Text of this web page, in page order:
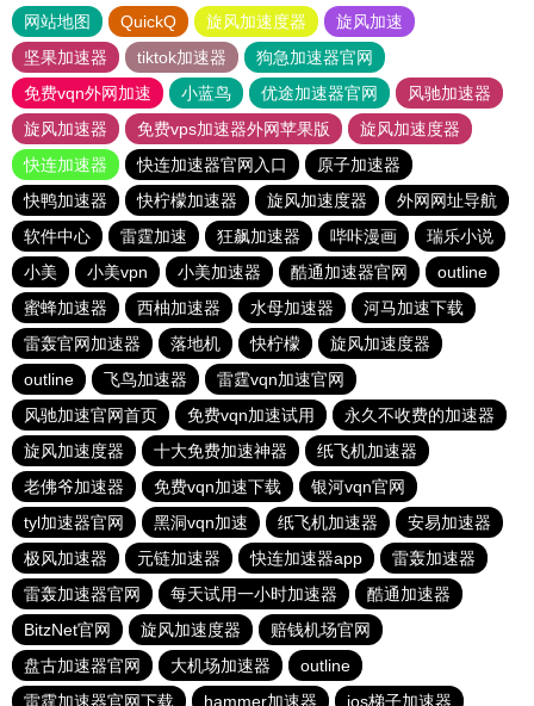
网站地图 QuickQ 旋风加速度器
旋风加速
坚果加速器
tiktok加速器
狗急加速器官网
免费vqn外网加速
小蓝鸟 优途加速器官网
风驰加速器
旋风加速器
免费vps加速器外网苹果版
旋风加速度器
快连加速器
快连加速器官网入口
原子加速器
快鸭加速器
快柠檬加速器 旋风加速度器
外网网址导航
软件中心
雷霆加速 狂飙加速器 哔咔漫画
瑞乐小说
小美
小美vpn 小美加速器 酷通加速器官网
outline
蜜蜂加速器
西柚加速器 水母加速器
河马加速下载
雷轰官网加速器
落地机 快柠檬
旋风加速度器
outline
飞鸟加速器
雷霆vqn加速官网
风驰加速官网首页
免费vqn加速试用
永久不收费的加速器
旋风加速度器
十大免费加速神器
纸飞机加速器
老佛爷加速器
免费vqn加速下载
银河vqn官网
tyl加速器官网
黑洞vqn加速 纸飞机加速器
安易加速器
极风加速器
元链加速器 快连加速器app
雷轰加速器
雷轰加速器官网
每天试用一小时加速器
酷通加速器
BitzNet官网
旋风加速度器
赔钱机场官网
盘古加速器官网
大机场加速器
outline
雷霆加速器官网下载
hammer加速器 ios梯子加速器